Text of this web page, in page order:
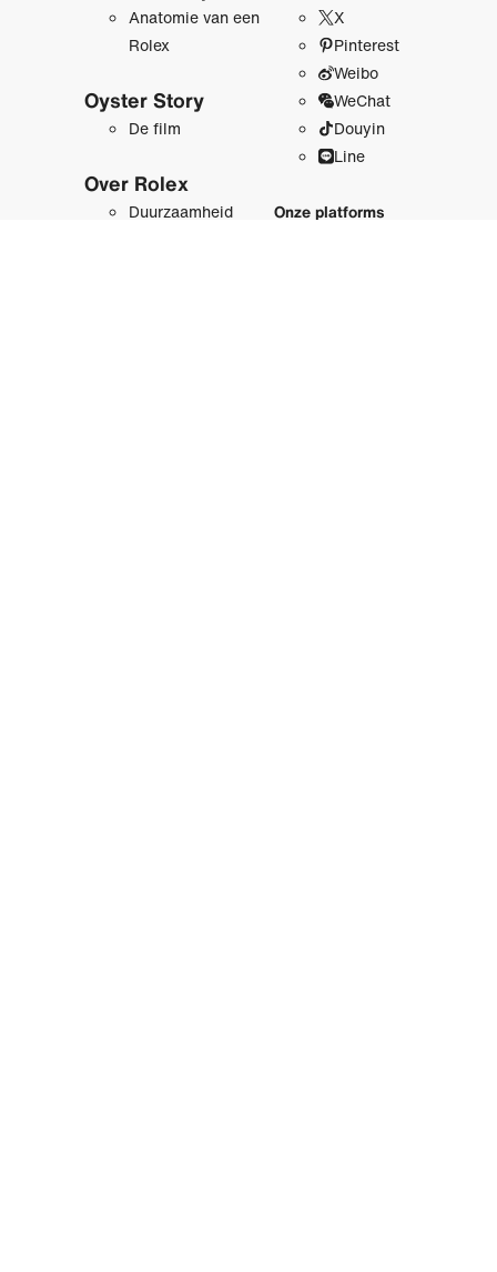
Anatomie van een
Rolex
Oyster Story
De film
Over Rolex
Duurzaamheid
X
Pinterest
Weibo
WeChat
Douyin
Line
Onze platforms